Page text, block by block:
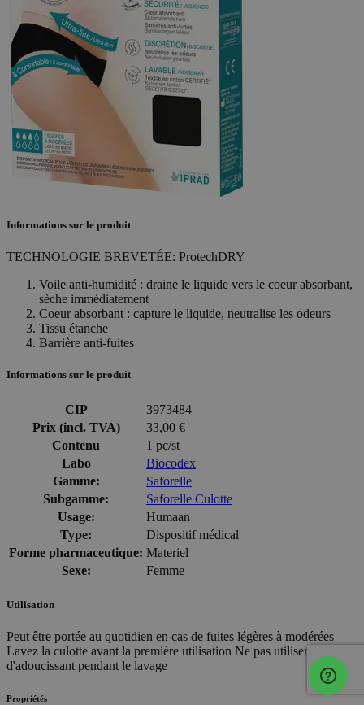
Informations sur le produit
TECHNOLOGIE BREVETÉE: ProtechDRY
Voile anti-humidité : draine le liquide vers le coeur absorbant,
sèche immédiatement
Coeur absorbant : capture le liquide, neutralise les odeurs
Tissu étanche
Barrière anti-fuites
Informations sur le produit
CIP
3973484
Prix (incl. TVA)
33,00 €
Contenu
1 pc/st
Labo
Biocodex
Gamme:
Saforelle
Subgamme:
Saforelle Culotte
Usage:
Humaan
Type:
Dispositif médical
Forme pharmaceutique: Materiel
Sexe:
Femme
Utilisation
Peut être portée au quotidien en cas de fuites légères à modérées
Lavez la culotte avant la première utilisation Ne pas utiliser
d'adoucissant pendant le lavage
Propriétés